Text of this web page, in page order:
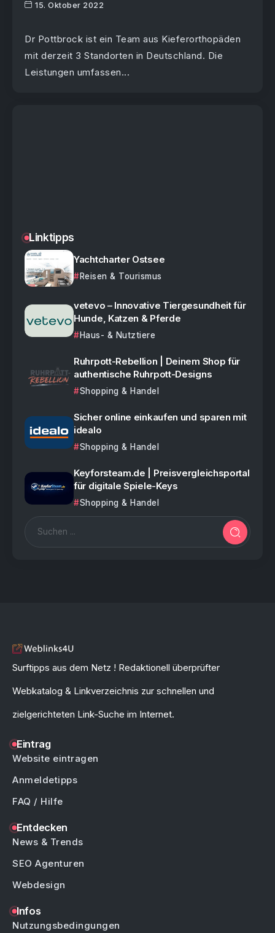
15. Oktober 2022
Dr Pottbrock ist ein Team aus Kieferorthopäden
mit derzeit 3 Standorten in Deutschland. Die
Leistungen umfassen...
Linktipps
Yachtcharter Ostsee
Reisen & Tourismus
vetevo – Innovative Tiergesundheit für
Hunde, Katzen & Pferde
Haus- & Nutztiere
Ruhrpott-Rebellion | Deinem Shop für
authentische Ruhrpott-Designs
Shopping & Handel
Sicher online einkaufen und sparen mit
idealo
Shopping & Handel
Keyforsteam.de | Preisvergleichsportal
für digitale Spiele-Keys
Shopping & Handel
Surftipps aus dem Netz ! Redaktionell überprüfter
Webkatalog & Linkverzeichnis zur schnellen und
zielgerichteten Link-Suche im Internet.
Eintrag
Website eintragen
Anmeldetipps
FAQ / Hilfe
Entdecken
News & Trends
SEO Agenturen
Webdesign
Infos
Nutzungsbedingungen